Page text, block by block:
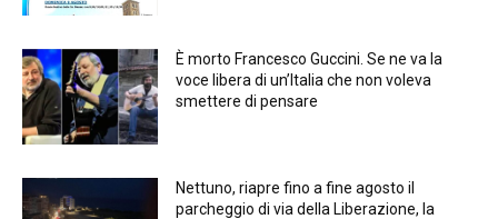
È morto Francesco Guccini. Se ne va la
voce libera di un’Italia che non voleva
smettere di pensare
Nettuno, riapre fino a fine agosto il
parcheggio di via della Liberazione, la